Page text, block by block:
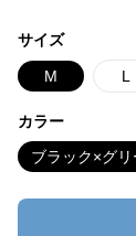
サイズ
M L
カラー
ブラック×グリ